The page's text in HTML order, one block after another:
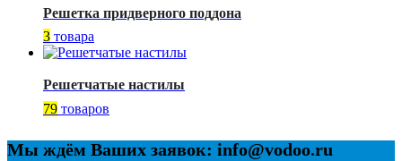
Решетка придверного поддона
3 товара
Решетчатые настилы
79 товаров
Мы ждём Ваших заявок: info@vodoo.ru